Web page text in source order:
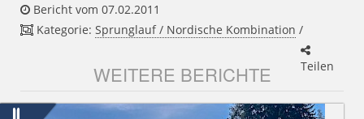
Bericht vom 07.02.2011
Kategorie: Sprunglauf / Nordische Kombination /
Teilen
WEITERE BERICHTE